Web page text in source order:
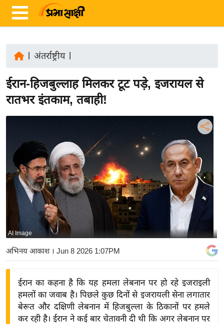
ज़ा
ख
ष्ट्री
य
अं
त
ष्ट्री
य
बि
ज़
द्यो
अंतर्राष्ट्रीय|
ईरान-हिजबुल्लाह मिलकर टूट पड़े, इजरायल से
रातभर इंतकाम, तबाही!
AI Image
अभिनय आकाश। Jun 8 2026 1:07PM
ईरान का कहना है कि यह हमला लेबनान पर हो रहे इजराइली
हमलों का जवाब है। पिछले कुछ दिनों से इजरायली सेना लगातार
बेरूत और दक्षिणी लेबनान में हिजबुल्ला के ठिकानों पर हमले
कर रही है। ईरान ने कई बार चेतावनी दी थी कि अगर लेबनान पर